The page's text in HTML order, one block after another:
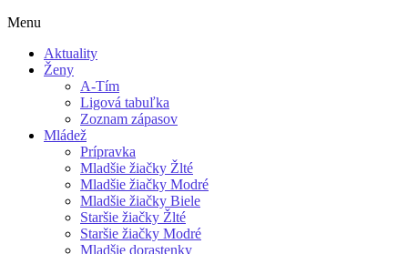
Menu
Aktuality
Ženy
A-Tím
Ligová tabuľka
Zoznam zápasov
Mládež
Prípravka
Mladšie žiačky Žlté
Mladšie žiačky Modré
Mladšie žiačky Biele
Staršie žiačky Žlté
Staršie žiačky Modré
Mladšie dorastenky